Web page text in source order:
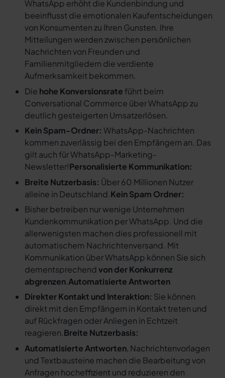
WhatsApp erhöht die Kundenbindung und
beeinflusst die emotionalen Kaufentscheidungen
von Konsumenten zu Ihren Gunsten. Ihre
Mitteilungen werden zwischen persönlichen
Nachrichten von Freunden und
Familienmitgliedern die verdiente
Aufmerksamkeit bekommen.
Die hohe Konversionsrate führt beim
Conversational Commerce über WhatsApp zu
deutlich gesteigerten Umsatzerlösen.
Kein Spam-Ordner: WhatsApp-Nachrichten
kommen zuverlässig bei den Empfängern an. Das
gilt auch für WhatsApp-Marketing-
Newsletter!Personalisierte Kommunikation:
Breite Nutzerbasis: Über 60 Millionen Nutzer
alleine in Deutschland.Kein Spam Ordner:
Bisher betreiben nur wenige Unternehmen
Kundenkommunikation per WhatsApp. Und die
allerwenigsten machen dies professionell mit
automatischem Nachrichtenversand. Mit
Kommunikation über WhatsApp können Sie sich
dementsprechendvon der Konkurrenz
abgrenzen.Automatisierte Antworten
Direkter Kontakt und Interaktion: Sie können
direkt mit den Empfängern in Kontakt treten und
auf Rückfragen oder Anliegen in Echtzeit
reagieren.Breite Nutzerbasis:
Automatisierte Antworten, Nachrichtenvorlagen
und Textbausteine machen die Bearbeitung von
Anfragen hocheffizient und reduzieren den